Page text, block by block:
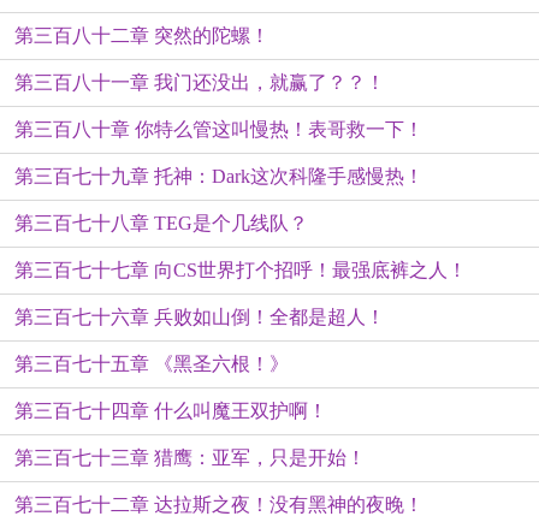
第三百八十二章 突然的陀螺！
第三百八十一章 我门还没出，就赢了？？！
第三百八十章 你特么管这叫慢热！表哥救一下！
第三百七十九章 托神：Dark这次科隆手感慢热！
第三百七十八章 TEG是个几线队？
第三百七十七章 向CS世界打个招呼！最强底裤之人！
第三百七十六章 兵败如山倒！全都是超人！
第三百七十五章 《黑圣六根！》
第三百七十四章 什么叫魔王双护啊！
第三百七十三章 猎鹰：亚军，只是开始！
第三百七十二章 达拉斯之夜！没有黑神的夜晚！